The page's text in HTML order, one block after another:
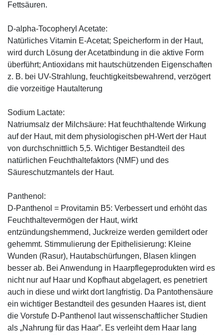
Fettsäuren.
D-alpha-Tocopheryl Acetate:
Natürliches Vitamin E-Acetat; Speicherform in der Haut,
wird durch Lösung der Acetatbindung in die aktive Form
überführt; Antioxidans mit hautschützenden Eigenschaften
z. B. bei UV-Strahlung, feuchtigkeitsbewahrend, verzögert
die vorzeitige Hautalterung
Sodium Lactate:
Natriumsalz der Milchsäure: Hat feuchthaltende Wirkung
auf der Haut, mit dem physiologischen pH-Wert der Haut
von durchschnittlich 5,5. Wichtiger Bestandteil des
natürlichen Feuchthaltefaktors (NMF) und des
Säureschutzmantels der Haut.
Panthenol:
D-Panthenol = Provitamin B5: Verbessert und erhöht das
Feuchthaltevermögen der Haut, wirkt
entzündungshemmend, Juckreize werden gemildert oder
gehemmt. Stimmulierung der Epithelisierung: Kleine
Wunden (Rasur), Hautabschürfungen, Blasen klingen
besser ab. Bei Anwendung in Haarpflegeprodukten wird es
nicht nur auf Haar und Kopfhaut abgelagert, es penetriert
auch in diese und wirkt dort langfristig. Da Pantothensäure
ein wichtiger Bestandteil des gesunden Haares ist, dient
die Vorstufe D-Panthenol laut wissenschaftlicher Studien
als „Nahrung für das Haar”. Es verleiht dem Haar lang